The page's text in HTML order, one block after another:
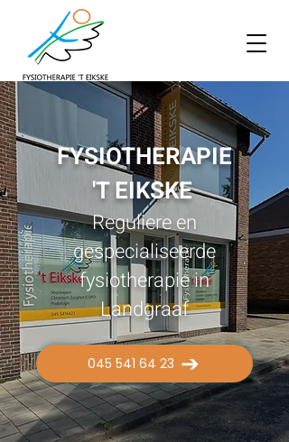
FYSIOTHERAPIE
'T EIKSKE
Reguliere en
gespecialiseerde
fysiotherapie in
Landgraaf
045 541 64 23